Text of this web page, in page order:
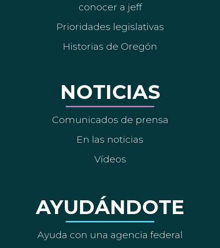
conocer a jeff
Prioridades legislativas
Historias de Oregón
NOTICIAS
Comunicados de prensa
En las noticias
Vídeos
AYUDÁNDOTE
Ayuda con una agencia federal